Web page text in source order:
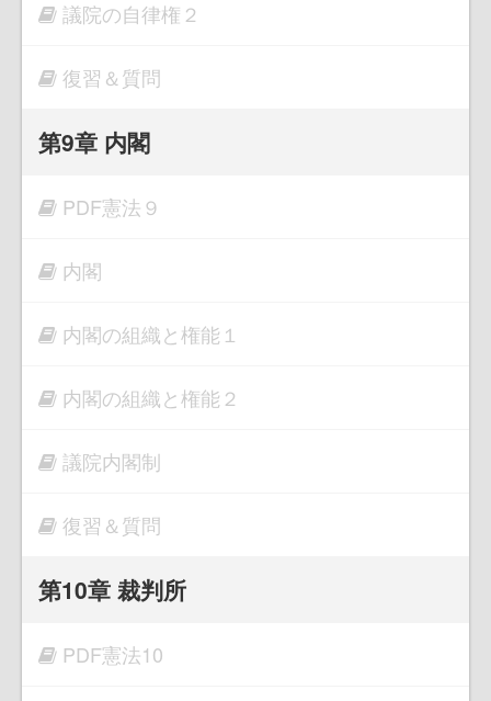
議院の自律権２
復習＆質問
第9章 内閣
PDF憲法９
内閣
内閣の組織と権能１
内閣の組織と権能２
議院内閣制
復習＆質問
第10章 裁判所
PDF憲法10